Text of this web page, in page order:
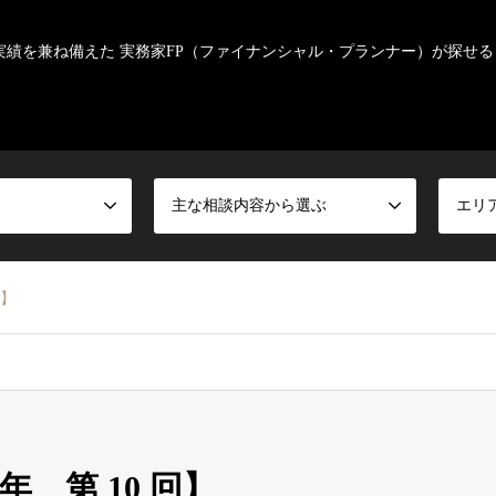
績を兼ね備えた 実務家FP（ファイナンシャル・プランナー）が探せ
主な相談内容から選ぶ エリ
第 10 回】